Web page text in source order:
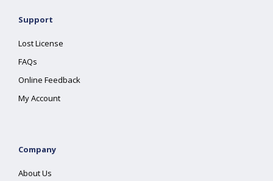
Support
Lost License
FAQs
Online Feedback
My Account
Company
About Us